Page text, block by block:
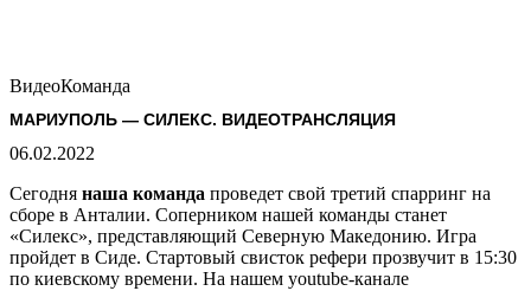
ВидеоКоманда
МАРИУПОЛЬ — СИЛЕКС. ВИДЕОТРАНСЛЯЦИЯ
06.02.2022
Сегодня наша команда проведет свой третий спарринг на
сборе в Анталии. Соперником нашей команды станет
«Силекс», представляющий Северную Македонию. Игра
пройдет в Сиде. Стартовый свисток рефери прозвучит в 15:30
по киевскому времени. На нашем youtube-канале